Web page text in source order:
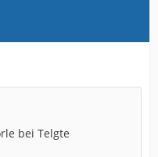
bei Telgte